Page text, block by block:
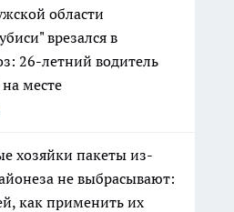
области
врезался в
26-летний водитель
месте
хозяйки пакеты из-
не выбрасывают:
как применить их